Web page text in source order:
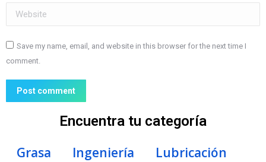
Website
Save my name, email, and website in this browser for the next time I
comment.
Post comment
Encuentra tu categoría
Grasa
Ingeniería
Lubricación